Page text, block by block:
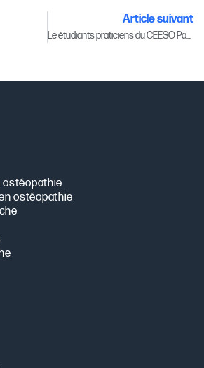
Article suivant
Le étudiants praticiens du CEESO Paris au Soli’Run 2019
ostéopathie
ostéopathie